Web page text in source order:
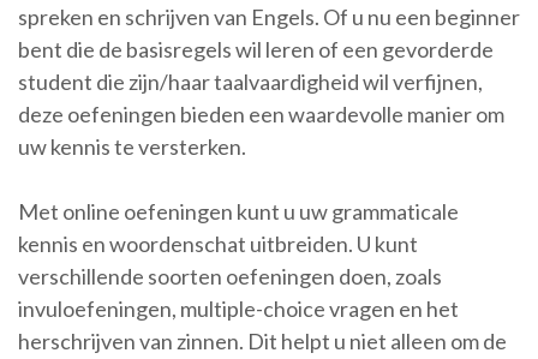
spreken en schrijven van Engels. Of u nu een beginner
bent die de basisregels wil leren of een gevorderde
student die zijn/haar taalvaardigheid wil verfijnen,
deze oefeningen bieden een waardevolle manier om
uw kennis te versterken.
Met online oefeningen kunt u uw grammaticale
kennis en woordenschat uitbreiden. U kunt
verschillende soorten oefeningen doen, zoals
invuloefeningen, multiple-choice vragen en het
herschrijven van zinnen. Dit helpt u niet alleen om de